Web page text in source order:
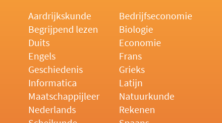
Aardrijkskunde
Bedrijfseconomie
Begrijpend lezen
Biologie
Duits
Economie
Engels
Frans
Geschiedenis
Grieks
Informatica
Latijn
Maatschappijleer
Natuurkunde
Nederlands
Rekenen